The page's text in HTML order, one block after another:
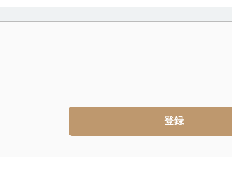
人の同意を得たうえで利用目的の達成に必要な範
す。また、当社の管理の仕組みに、これらの法
登録